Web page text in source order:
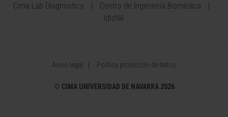
Cima Lab Diagnostics
Centro de Ingeniería Biomédica
IdisNA
Aviso legal Política protección de datos
© CIMA UNIVERSIDAD DE NAVARRA 2026